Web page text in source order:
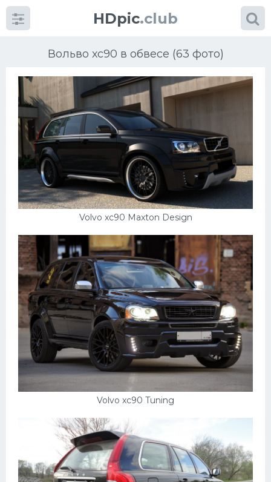
HDpic.club
Вольво хс90 в обвесе (63 фото)
Volvo xc90 Maxton Design
Volvo xc90 Tuning
Категории
Разное
Автомобили
УРАЛ
Ниссан
Пежо
Ауди
Гараж
Русские авто
Мерседес